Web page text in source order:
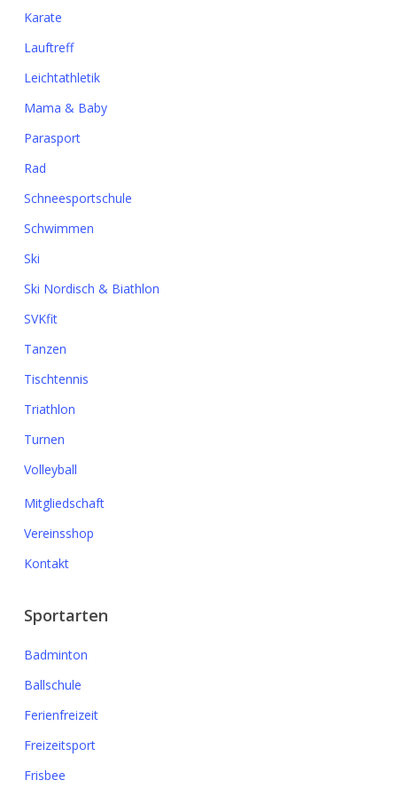
Karate
Lauftreff
Leichtathletik
Mama & Baby
Parasport
Rad
Schneesportschule
Schwimmen
Ski
Ski Nordisch & Biathlon
SVKfit
Tanzen
Tischtennis
Triathlon
Turnen
Volleyball
Mitgliedschaft
Vereinsshop
Kontakt
Sportarten
Badminton
Ballschule
Ferienfreizeit
Freizeitsport
Frisbee